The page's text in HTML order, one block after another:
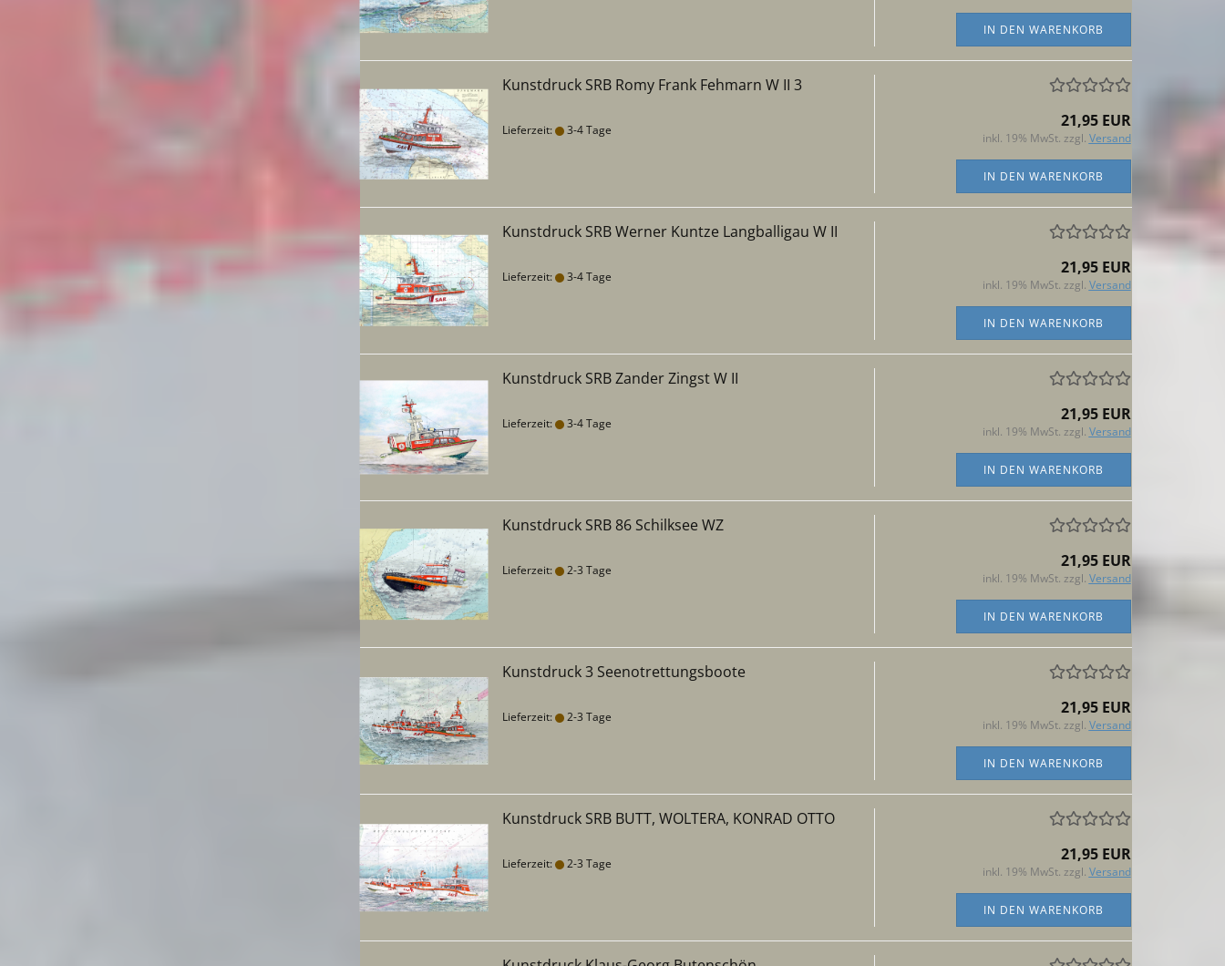
IN DEN WARENKORB
Kunstdruck SRB Romy Frank Fehmarn W II 3
Lieferzeit: 3-4 Tage 21,95 EUR
inkl. 19% MwSt. zzgl. Versand
IN DEN WARENKORB
Kunstdruck SRB Werner Kuntze Langballigau W II
Lieferzeit: 3-4 Tage 21,95 EUR
inkl. 19% MwSt. zzgl. Versand
IN DEN WARENKORB
Kunstdruck SRB Zander Zingst W II
Lieferzeit: 3-4 Tage 21,95 EUR
inkl. 19% MwSt. zzgl. Versand
IN DEN WARENKORB
Kunstdruck SRB 86 Schilksee WZ
Lieferzeit: 2-3 Tage 21,95 EUR
inkl. 19% MwSt. zzgl. Versand
IN DEN WARENKORB
Kunstdruck 3 Seenotrettungsboote
Lieferzeit: 2-3 Tage 21,95 EUR
inkl. 19% MwSt. zzgl. Versand
IN DEN WARENKORB
Kunstdruck SRB BUTT, WOLTERA, KONRAD OTTO
Lieferzeit: 2-3 Tage 21,95 EUR
inkl. 19% MwSt. zzgl. Versand
IN DEN WARENKORB